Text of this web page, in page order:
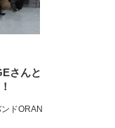
さんと
ドORAN